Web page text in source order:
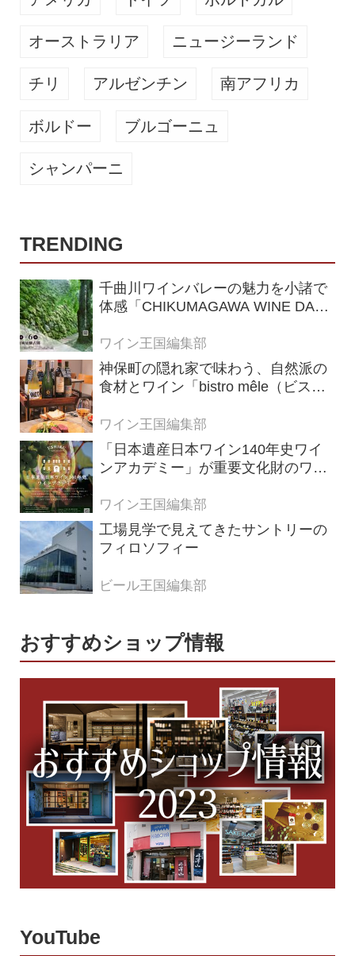
オーストラリア ニュージーランド
チリ アルゼンチン 南アフリカ
ボルドー ブルゴーニュ
シャンパーニ
TRENDING
千曲川ワインバレーの魅力を小諸で
体感「CHIKUMAGAWA WINE DAYS
ワイン王国編集部
神保町の隠れ家で味わう、自然派の
食材とワイン「bistro mêle（ビスト
ワイン王国編集部
「日本遺産日本ワイン140年史ワイ
ンアカデミー」が重要文化財のワイ
（2026年6月28日応募締め切り）
ワイン王国編集部
工場見学で見えてきたサントリーの
フィロソフィー
ビール王国編集部
おすすめショップ情報
YouTube